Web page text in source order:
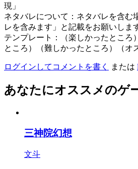
現」
ネタバレについて：ネタバレを含む
レを含みます」と記載をお願いしま
テンプレート：（楽しかったところ
ところ）（難しかったところ）（オ
ログインしてコメントを書く または
あなたにオススメのゲ
三神院幻想
文斗